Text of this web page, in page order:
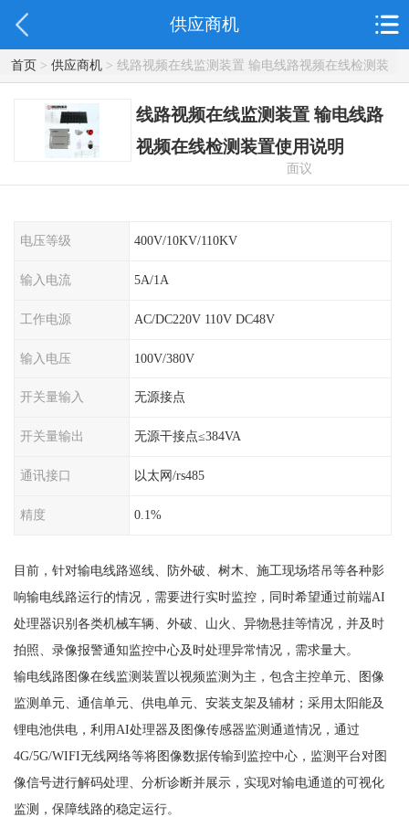
供应商机
首页> 供应商机> 线路视频在线监测装置 输电线路视频在线检测装
置使用说明
线路视频在线监测装置 输电线路
视频在线检测装置使用说明
面议
电压等级 400V/10KV/110KV
输入电流 5A/1A
工作电源 AC/DC220V 110V DC48V
输入电压 100V/380V
开关量输入 无源接点
开关量输出 无源干接点≤384VA
通讯接口 以太网/rs485
精度 0.1%
目前，针对输电线路巡线、防外破、树木、施工现场塔吊等各种影
响输电线路运行的情况，需要进行实时监控，同时希望通过前端AI
处理器识别各类机械车辆、外破、山火、异物悬挂等情况，并及时
拍照、录像报警通知监控中心及时处理异常情况，需求量大。
输电线路图像在线监测装置以视频监测为主，包含主控单元、图像
监测单元、通信单元、供电单元、安装支架及辅材；采用太阳能及
锂电池供电，利用AI处理器及图像传感器监测通道情况，通过
4G/5G/WIFI无线网络等将图像数据传输到监控中心，监测平台对图
像信号进行解码处理、分析诊断并展示，实现对输电通道的可视化
监测，保障线路的稳定运行。